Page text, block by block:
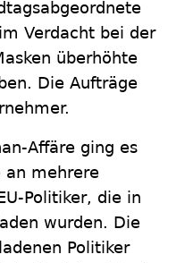
Verdacht bei der
überhöhte
Die Aufträge
Affäre ging es
an mehrere
Politiker, die in
wurden. Die
Politiker